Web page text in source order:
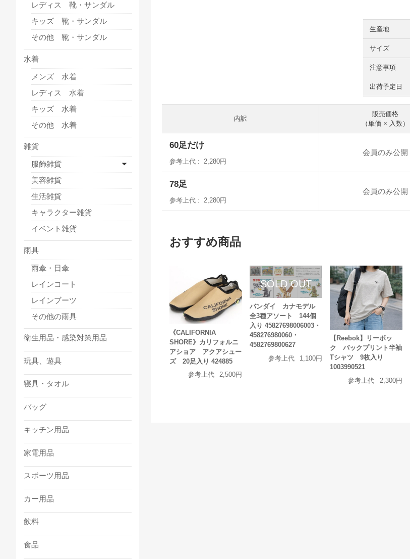
生産地
サイズ
注意事項
出荷予定日
内訳
販売価格
（単価 × 入数）
60足だけ
参考上代 2,280円
会員のみ公開
78足
参考上代 2,280円
会員のみ公開
おすすめ商品
《CALIFORNIA
SHORE》カリフォルニ
アショア アクアシュー
ズ 20足入り 424885
参考上代
2,500円
バンダイ カナモデル
全3種アソート 144個
入り 45827698006003・
458276980060・
4582769800627
参考上代
1,100円
【Reebok】リーボッ
ク バックプリント半袖
Tシャツ 9枚入り
1003990521
参考上代
2,300円
レディス 靴・サンダル
キッズ 靴・サンダル
その他 靴・サンダル
水着
メンズ 水着
レディス 水着
キッズ 水着
その他 水着
雑貨
服飾雑貨
美容雑貨
生活雑貨
キャラクター雑貨
イベント雑貨
雨具
雨傘・日傘
レインコート
レインブーツ
その他の雨具
衛生用品・感染対策用品
玩具、遊具
寝具・タオル
バッグ
キッチン用品
家電用品
スポーツ用品
カー用品
飲料
食品